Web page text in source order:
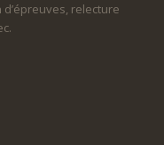
relecture